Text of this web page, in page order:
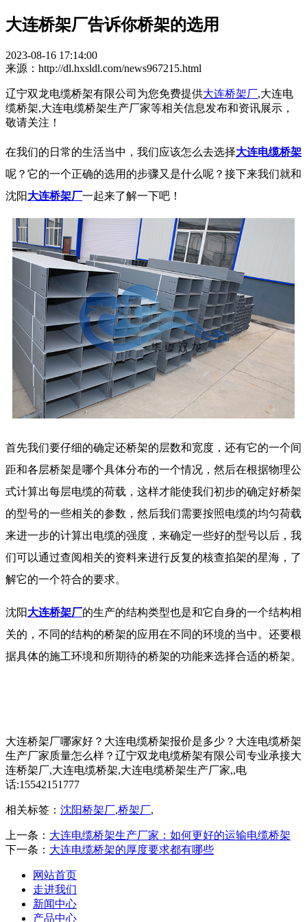
大连桥架厂告诉你桥架的选用
2023-08-16 17:14:00
来源：http://dl.hxsldl.com/news967215.html
辽宁双龙电缆桥架有限公司为您免费提供大连桥架厂,大连电
缆桥架,大连电缆桥架生产厂家等相关信息发布和资讯展示，
敬请关注！
在我们的日常的生活当中，我们应该怎么去选择大连电缆桥架
呢？它的一个正确的选用的步骤又是什么呢？接下来我们就和
沈阳大连桥架厂一起来了解一下吧！
首先我们要仔细的确定还桥架的层数和宽度，还有它的一个间
距和各层桥架是哪个具体分布的一个情况，然后在根据物理公
式计算出每层电缆的荷载，这样才能使我们初步的确定好桥架
的型号的一些相关的参数，然后我们需要按照电缆的均匀荷载
来进一步的计算出电缆的强度，来确定一些好的型号以后，我
们可以通过查阅相关的资料来进行反复的核查掐架的星海，了
解它的一个符合的要求。
沈阳大连桥架厂的生产的结构类型也是和它自身的一个结构相
关的，不同的结构的桥架的应用在不同的环境的当中。还要根
据具体的施工环境和所期待的桥架的功能来选择合适的桥架。
大连桥架厂哪家好？大连电缆桥架报价是多少？大连电缆桥架
生产厂家质量怎么样？辽宁双龙电缆桥架有限公司专业承接大
连桥架厂,大连电缆桥架,大连电缆桥架生产厂家,,电
话:15542151777
相关标签： 沈阳桥架厂,桥架厂,
上一条： 大连电缆桥架生产厂家：如何更好的运输电缆桥架
下一条： 大连电缆桥架的厚度要求都有哪些
网站首页
走进我们
新闻中心
产品中心